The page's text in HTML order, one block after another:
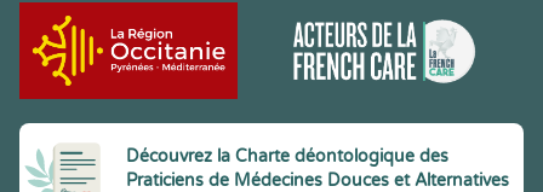
Découvrez la Charte déontologique des
Praticiens de Médecines Douces et Alternatives